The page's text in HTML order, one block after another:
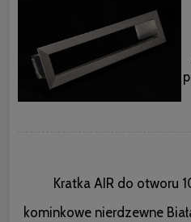
Kratka AIR do otworu
kominkowe nierdzewne